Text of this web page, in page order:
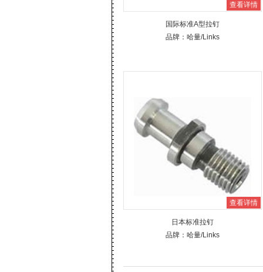
查看详情
国际标准A型拉钉
品牌： 哈量/Links
查看详情
日本标准拉钉
品牌： 哈量/Links